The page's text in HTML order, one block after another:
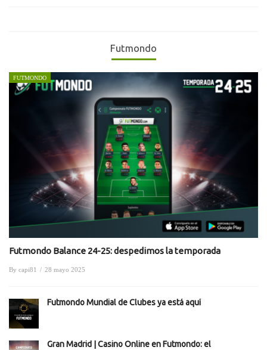
Futmondo
FUTMONDO
Futmondo Balance 24-25: despedimos la temporada
By capi81 / 28 mayo 2025
Futmondo Mundial de Clubes ya está aquí
Gran Madrid | Casino Online en Futmondo: el